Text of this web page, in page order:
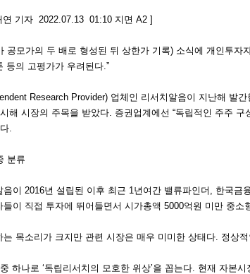
기자 2022.07.13 01:10 지면 A2 ]
공모가의 두 배로 형성된 뒤 상한가 기록) 소식에 개인투
등의 고평가가 우려된다.”
Research Provider) 업체인 리서치알음이 지난해 발
해 시장의 주목을 받았다. 증권업계에선 “독립적인 주주
.
분류
음이 2016년 설립된 이후 최근 1년여간 밸류파인더, 한국
이 직접 투자에 뛰어들면서 시가총액 5000억원 미만 중
는 목소리가 크지만 관련 시장은 매우 미미한 상태다. 정상
하나로 ‘독립리서치의 모호한 위상’을 꼽는다. 현재 자본